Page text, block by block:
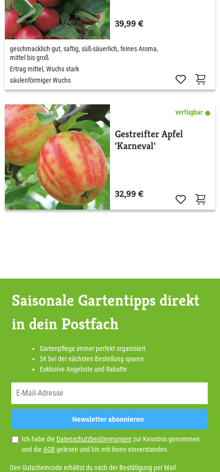
39,99 €
geschmacklich gut, saftig, süß-säuerlich, feines Aroma,
mittel bis groß
Ertrag mittel, Wuchs stark
säulenförmiger Wuchs
verfügbar
Gestreifter Apfel
'Karneval'
32,99 €
Saisonale Gartentipps direkt
in dein Postfach
Gartenpflege immer perfekt organisiert
5€ bei der nächsten Bestellung sparen
Exklusive Angebote und Rabatte
Newsletter abonnieren
Ich habe die Datenschutzbestimmungen zur Kenntnis genommen
und die AGB gelesen und bin mit ihnen einverstanden.
Den Gutscheincode erhältst du nach der Bestätigung per Mail.